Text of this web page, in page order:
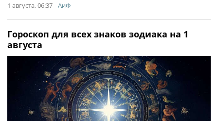
1 августа, 06:37 АиФ
Гороскоп для всех знаков зодиака на 1
августа